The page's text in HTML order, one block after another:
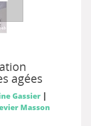
agées
Gassier |
Masson